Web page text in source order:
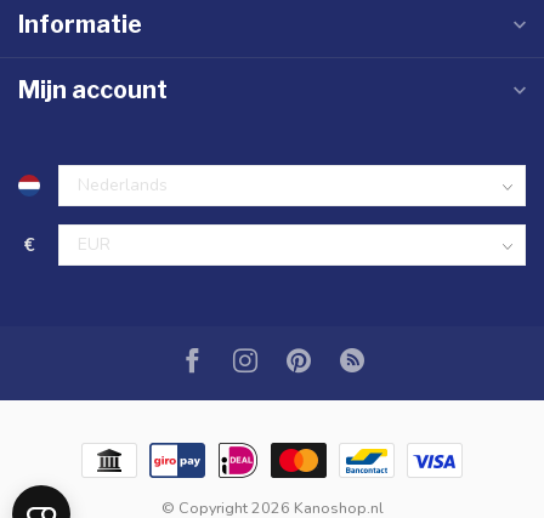
Informatie
Mijn account
€
© Copyright 2026 Kanoshop.nl